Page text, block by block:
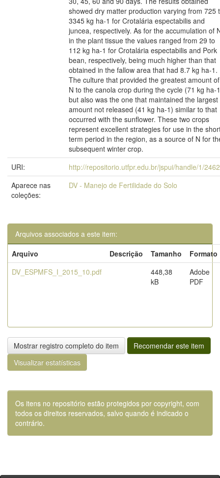
showed dry matter production varying from 725
3345 kg ha-1 for Crotalária espectabilis and
juncea, respectively. As for the accumulation of
in the plant tissue the values ranged from 29 to
112 kg ha-1 for Crotalária espectabilis and Pork
bean, respectively, being much higher than that
obtained in the fallow area that had 8.7 kg ha-1.
The culture that provided the greatest amount of
N to the canola crop during the cycle (71 kg ha-
but also was the one that maintained the largest
amount not released (41 kg ha-1) similar to that
occurred with the sunflower. These two crops
represent excellent strategies for use in the
term period in the region, as a source of N for
subsequent winter crop.
URI:
http://repositorio.utfpr.edu.br/jspui/handle/1/
Aparece nas
coleções:
DV - Manejo de Fertilidade do Solo
Arquivos associados a este item:
Arquivo
Descrição Tamanho
Formato
DV_ESPMFS_I_2015_10.pdf
448,38
kB
Adobe
PDF
Mostrar registro completo do item
Recomendar este item
Visualizar estatísticas
Os itens no repositório estão protegidos por copyright, com
todos os direitos reservados, salvo quando é indicado o
contrário.